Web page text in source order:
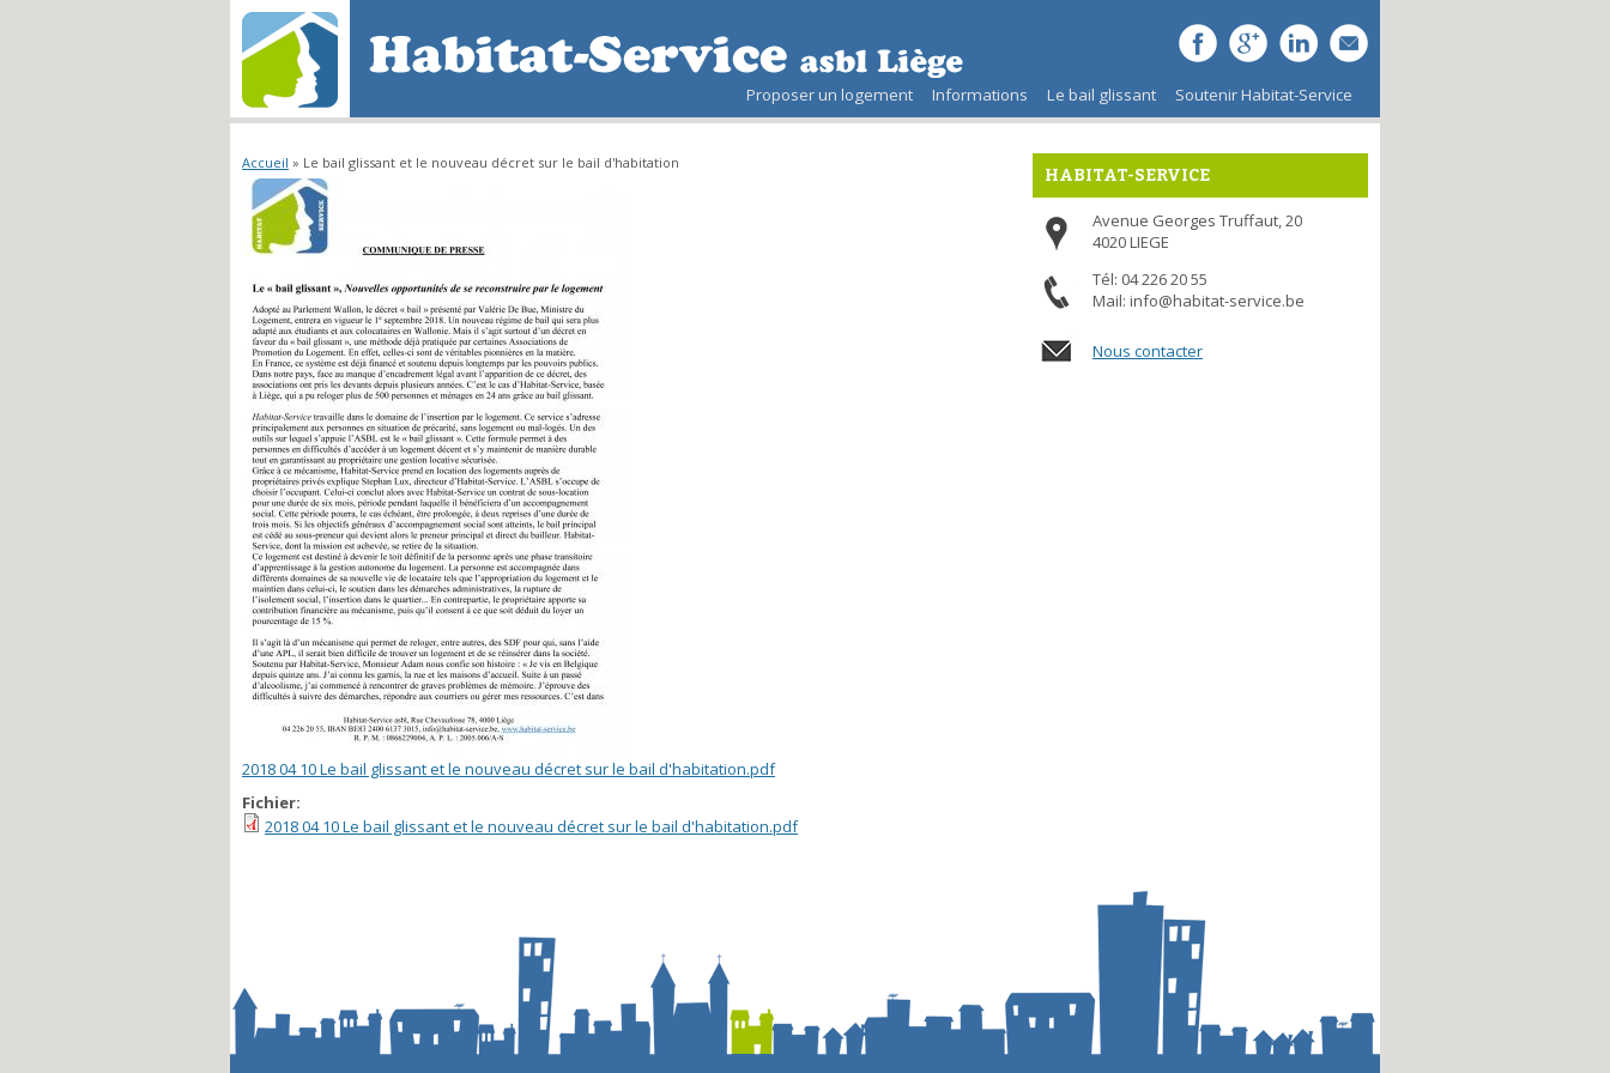
Proposer un logement Informations Le bail glissant Soutenir Habitat-Service
Vous êtes ici
Accueil » Le bail glissant et le nouveau décret sur le bail d'habitation
2018 04 10 Le bail glissant et le nouveau décret sur le bail d'habitation.pdf
Fichier:
2018 04 10 Le bail glissant et le nouveau décret sur le bail d'habitation.pdf
HABITAT-SERVICE
Avenue Georges Truffaut, 20
4020 LIEGE
Tél: 04 226 20 55
Mail: info@habitat-service.be
Nous contacter